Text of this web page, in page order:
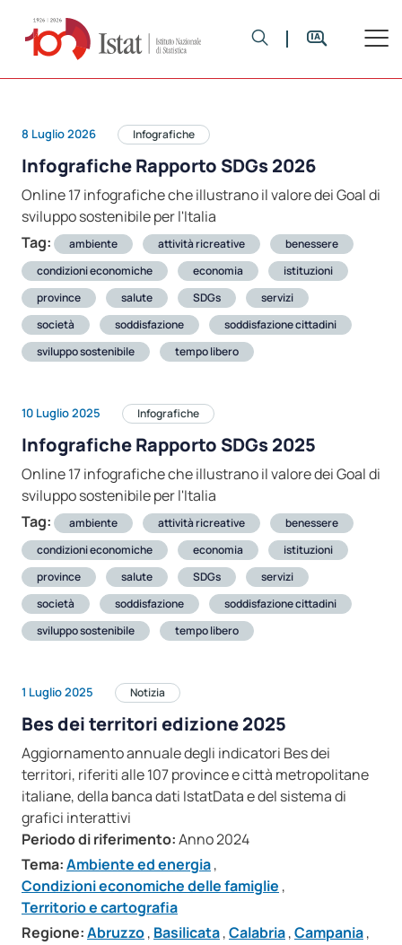
8 Luglio 2026 Infografiche
Infografiche Rapporto SDGs 2026
Online 17 infografiche che illustrano il valore dei Goal di
sviluppo sostenibile per l'Italia
Tag:
ambiente attività ricreative
benessere
condizioni economiche
economia
istituzioni
province
salute SDGs
servizi
società
soddisfazione
soddisfazione cittadini
sviluppo sostenibile
tempo libero
10 Luglio 2025 Infografiche
Infografiche Rapporto SDGs 2025
Online 17 infografiche che illustrano il valore dei Goal di
sviluppo sostenibile per l'Italia
Tag:
ambiente attività ricreative
benessere
condizioni economiche
economia
istituzioni
province
salute SDGs
servizi
società
soddisfazione
soddisfazione cittadini
sviluppo sostenibile
tempo libero
1 Luglio 2025 Notizia
Bes dei territori edizione 2025
Aggiornamento annuale degli indicatori Bes dei
territori, riferiti alle 107 province e città metropolitane
italiane, della banca dati IstatData e del sistema di
grafici interattivi
Periodo di riferimento:Anno 2024
Tema:Ambiente ed energia,
Condizioni economiche delle famiglie ,
Territorio e cartografia
Regione:Abruzzo, Basilicata,Calabria,Campania,